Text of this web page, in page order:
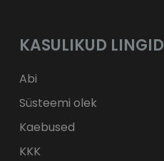
KASULIKUD LINGID
Abi
Süsteemi olek
Kaebused
KKK